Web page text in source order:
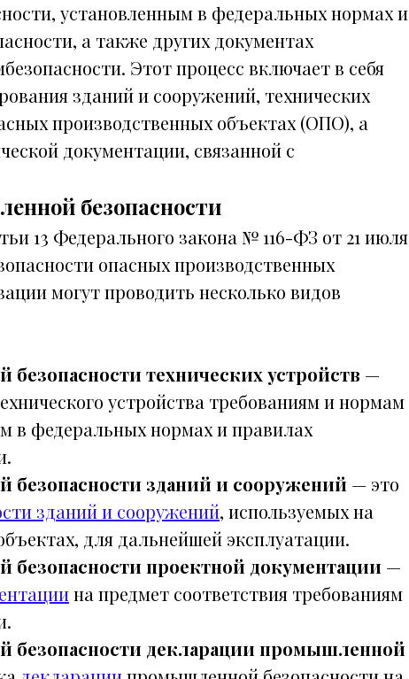
установленным в федеральных нормах и
а также других документах
Этот процесс включает в себя
зданий и сооружений, технических
производственных объектах (ОПО), а
документации, связанной с
безопасности
13 Федерального закона № 116-ФЗ от 21 июля
опасных производственных
могут проводить несколько видов
технических устройств —
устройства требованиям и нормам
в федеральных нормах и правилах
зданий и сооружений — это
зданий и сооружений, используемых на
для дальнейшей эксплуатации.
проектной документации —
на предмет соответствия требованиям
безопасности декларации промышленной